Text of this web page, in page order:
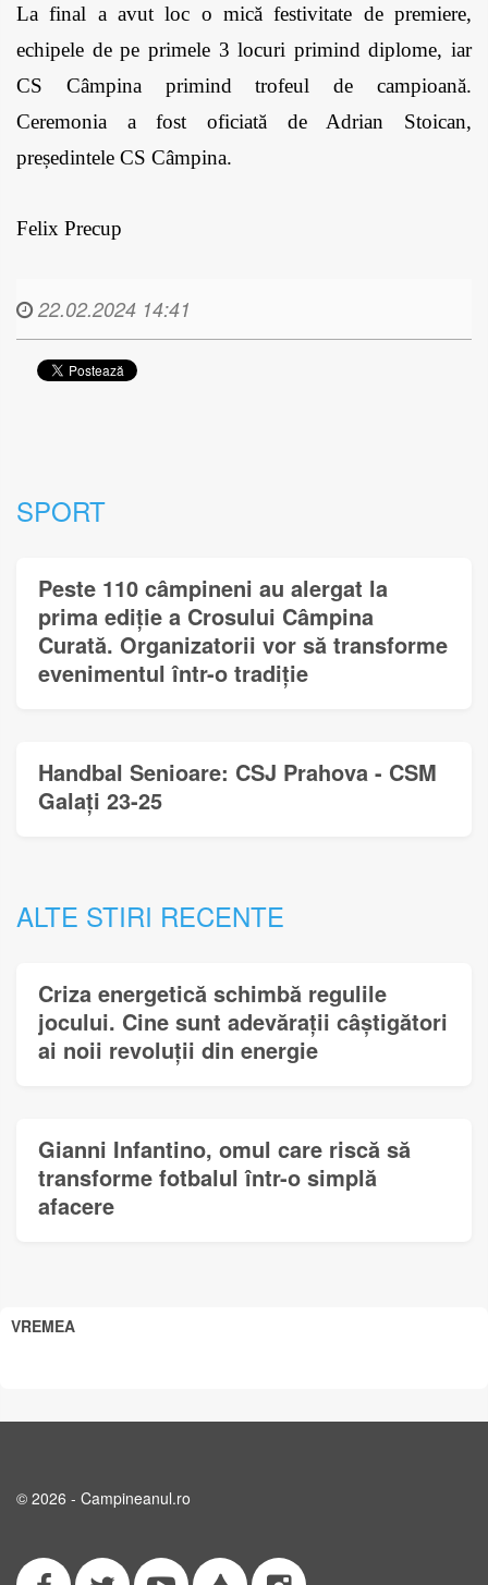
La final a avut loc o mică festivitate de premiere,
echipele de pe primele 3 locuri primind diplome, iar
CS Câmpina primind trofeul de campioană.
Ceremonia a fost oficiată de Adrian Stoican,
președintele CS Câmpina.
Felix Precup
22.02.2024 14:41
SPORT
Peste 110 câmpineni au alergat la
prima ediție a Crosului Câmpina
Curată. Organizatorii vor să transforme
evenimentul într-o tradiție
Handbal Senioare: CSJ Prahova - CSM
Galați 23-25
ALTE STIRI RECENTE
Criza energetică schimbă regulile
jocului. Cine sunt adevărații câștigători
ai noii revoluții din energie
Gianni Infantino, omul care riscă să
transforme fotbalul într-o simplă
afacere
VREMEA
© 2026 - Campineanul.ro